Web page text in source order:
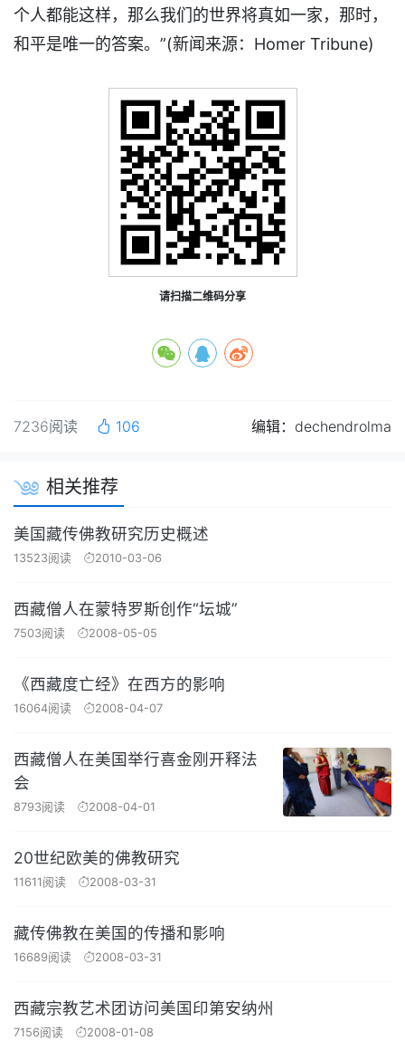
个人都能这样，那么我们的世界将真如一家，那时，
和平是唯一的答案。”(新闻来源：Homer Tribune)
请扫描二维码分享
7236阅读 106 编辑：dechendrolma
相关推荐
美国藏传佛教研究历史概述
13523阅读 2010-03-06
西藏僧人在蒙特罗斯创作“坛城”
7503阅读 2008-05-05
《西藏度亡经》在西方的影响
16064阅读 2008-04-07
西藏僧人在美国举行喜金刚开释法
会
8793阅读 2008-04-01
20世纪欧美的佛教研究
11611阅读 2008-03-31
藏传佛教在美国的传播和影响
16689阅读 2008-03-31
西藏宗教艺术团访问美国印第安纳州
7156阅读 2008-01-08